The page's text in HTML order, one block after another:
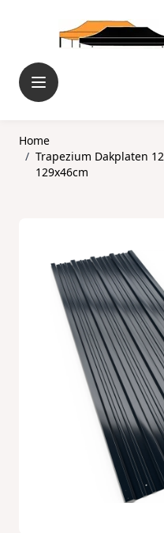
Home
/ Trapezium Dakplaten
129x46cm